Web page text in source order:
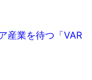
産業を待つ「VAR